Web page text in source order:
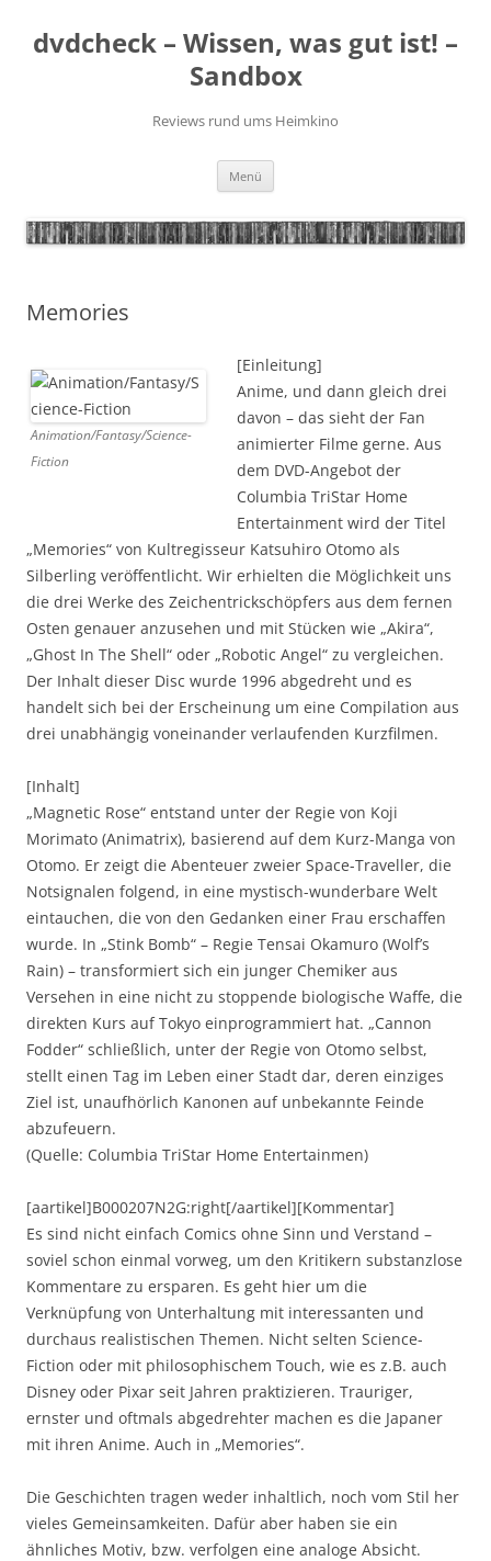
springen
dvdcheck – Wissen, was gut ist! –
Sandbox
Reviews rund ums Heimkino
Menü
Memories
Animation/Fantasy/Science-
Fiction
[Einleitung]
Anime, und dann gleich drei
davon – das sieht der Fan
animierter Filme gerne. Aus
dem DVD-Angebot der
Columbia TriStar Home
Entertainment wird der Titel
„Memories“ von Kultregisseur Katsuhiro Otomo als
Silberling veröffentlicht. Wir erhielten die Möglichkeit uns
die drei Werke des Zeichentrickschöpfers aus dem fernen
Osten genauer anzusehen und mit Stücken wie „Akira“,
„Ghost In The Shell“ oder „Robotic Angel“ zu vergleichen.
Der Inhalt dieser Disc wurde 1996 abgedreht und es
handelt sich bei der Erscheinung um eine Compilation aus
drei unabhängig voneinander verlaufenden Kurzfilmen.
[Inhalt]
„Magnetic Rose“ entstand unter der Regie von Koji
Morimato (Animatrix), basierend auf dem Kurz-Manga von
Otomo. Er zeigt die Abenteuer zweier Space-Traveller, die
Notsignalen folgend, in eine mystisch-wunderbare Welt
eintauchen, die von den Gedanken einer Frau erschaffen
wurde. In „Stink Bomb“ – Regie Tensai Okamuro (Wolf’s
Rain) – transformiert sich ein junger Chemiker aus
Versehen in eine nicht zu stoppende biologische Waffe, die
direkten Kurs auf Tokyo einprogrammiert hat. „Cannon
Fodder“ schließlich, unter der Regie von Otomo selbst,
stellt einen Tag im Leben einer Stadt dar, deren einziges
Ziel ist, unaufhörlich Kanonen auf unbekannte Feinde
abzufeuern.
(Quelle: Columbia TriStar Home Entertainmen)
[aartikel]B000207N2G:right[/aartikel][Kommentar]
Es sind nicht einfach Comics ohne Sinn und Verstand –
soviel schon einmal vorweg, um den Kritikern substanzlose
Kommentare zu ersparen. Es geht hier um die
Verknüpfung von Unterhaltung mit interessanten und
durchaus realistischen Themen. Nicht selten Science-
Fiction oder mit philosophischem Touch, wie es z.B. auch
Disney oder Pixar seit Jahren praktizieren. Trauriger,
ernster und oftmals abgedrehter machen es die Japaner
mit ihren Anime. Auch in „Memories“.
Die Geschichten tragen weder inhaltlich, noch vom Stil her
vieles Gemeinsamkeiten. Dafür aber haben sie ein
ähnliches Motiv, bzw. verfolgen eine analoge Absicht.